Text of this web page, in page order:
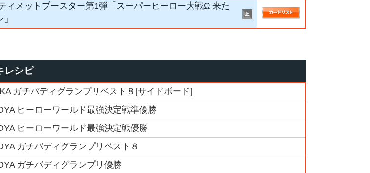
ィメットブースター第1弾「スーパーヒーロー大戦Ω 来た
レシピ
ガチバディグランプリベスト８[サイドボード]
ヒーローワールド最強決定戦準優勝
ヒーローワールド最強決定戦優勝
ガチバディグランプリベスト８
ガチバディグランプリ優勝